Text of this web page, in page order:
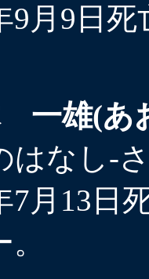
9月9日
一雄(あ
はなし-
7月13日